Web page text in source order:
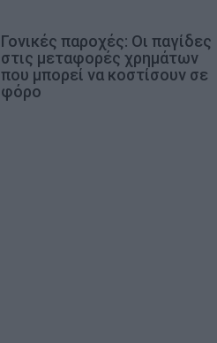
Γονικές παροχές: Οι παγίδες
στις μεταφορές χρημάτων
που μπορεί να κοστίσουν σε
φόρο